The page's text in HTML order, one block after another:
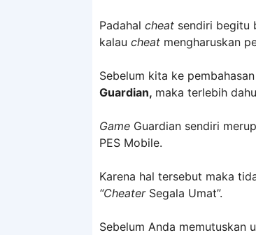
Padahal cheat sendiri begitu
kalau cheat mengharuskan
Sebelum kita ke
Guardian, maka terlebih
Game Guardian sendiri
PES Mobile.
Karena hal tersebut maka
“CheaterSegala Umat”.
Sebelum Anda memutuskan